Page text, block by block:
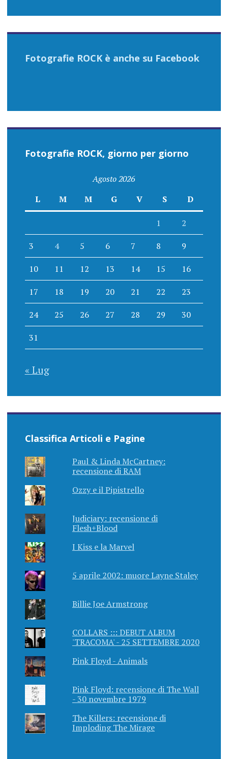
Fotografie ROCK è anche su Facebook
Fotografie ROCK, giorno per giorno
Agosto 2026
L
M M G V S D
1 2
3 4 5 6 7 8 9
10 11 12 13 14 15 16
17 18 19 20 21 22 23
24 25 26 27 28 29 30
31
« Lug
Classifica Articoli e Pagine
Paul & Linda McCartney:
recensione di RAM
Ozzy e il Pipistrello
Judiciary: recensione di
Flesh+Blood
I Kiss e la Marvel
5 aprile 2002: muore Layne Staley
Billie Joe Armstrong
COLLARS ::: DEBUT ALBUM
'TRACOMA' - 25 SETTEMBRE 2020
Pink Floyd - Animals
Pink Floyd: recensione di The Wall
- 30 novembre 1979
The Killers: recensione di
Imploding The Mirage